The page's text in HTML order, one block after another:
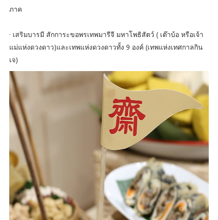
ภาค
· เสริมบารมี สักการะขอพรเทพมารีจี มหาโพธิสัตว์ ( เต๊าบ้อ หรือเจ้า
แม่แห่งดวงดาว)และเทพแห่งดวงดาวทั้ง 9 องค์ (เทพแห่งเทศกาลกิน
เจ)